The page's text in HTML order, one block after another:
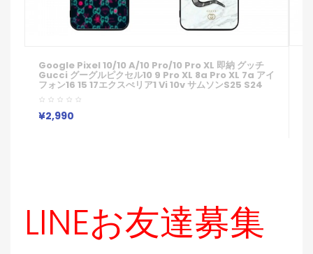
Google Pixel 10/10 A/10 Pro/10 Pro XL 即納 グッチ
Gucci グーグルピクセル10 9 Pro XL 8a Pro XL 7a アイ
フォン16 15 17エクスぺリア1 Vi 10v サムソンs25 S24
S23 Note20ケース 男女兼用ジャケット型人気
Iphone/Galaxy/Xperia/Google Pixelなど全機種対
応
¥2,990
LINEお友達募集